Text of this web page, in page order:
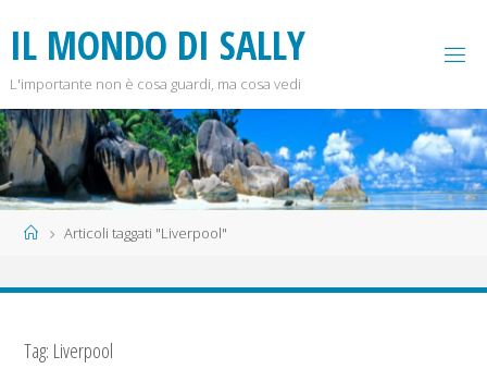
contenuto
IL MONDO DI SALLY
L'importante non è cosa guardi, ma cosa vedi
HomeArticoli taggati "Liverpool"
Tag: Liverpool